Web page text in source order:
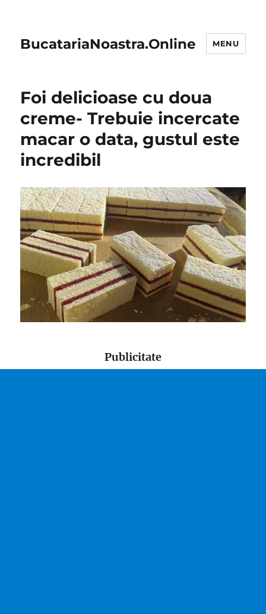
BucatariaNoastra.Online MENU
Foi delicioase cu doua
creme- Trebuie incercate
macar o data, gustul este
incredibil
Publicitate